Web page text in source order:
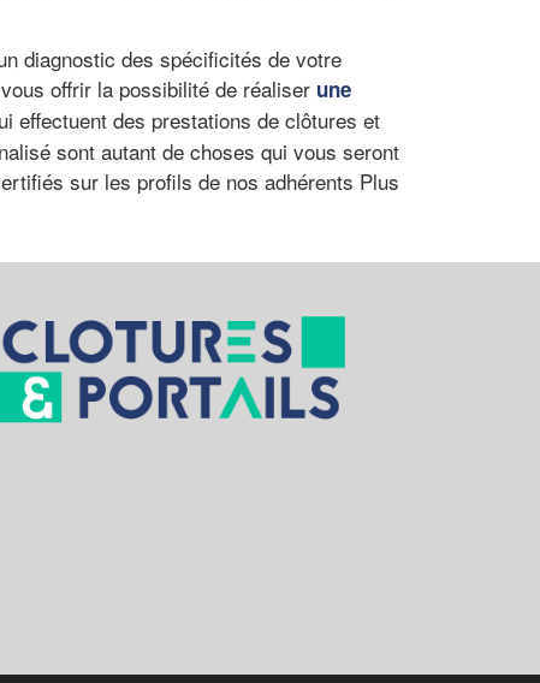
diagnostic des spécificités de votre
offrir la possibilité de réaliser une
effectuent des prestations de clôtures et
sont autant de choses qui vous seront
sur les profils de nos adhérents Plus